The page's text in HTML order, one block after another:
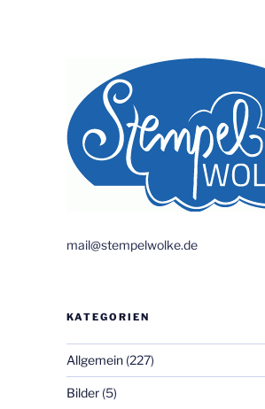
mail@stempelwolke.de
KATEGORIEN
Allgemein(227)
Bilder(5)